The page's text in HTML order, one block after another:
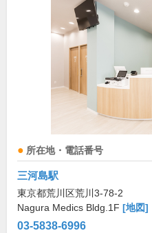
所在地・電話番号
三河島駅
東京都荒川区荒川3-78-2
Nagura Medics Bldg.1F [地図]
03-5838-6996